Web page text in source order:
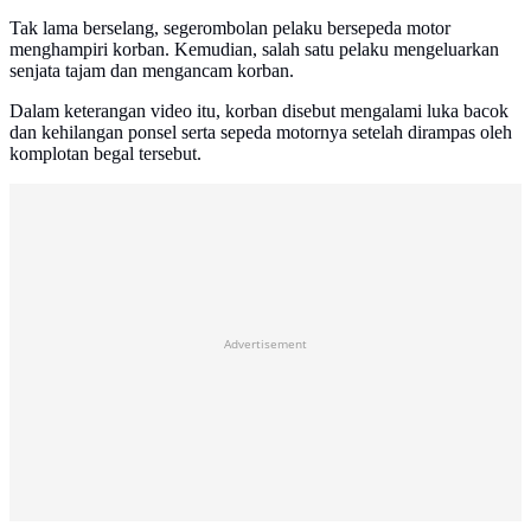
Tak lama berselang, segerombolan pelaku bersepeda motor
menghampiri korban. Kemudian, salah satu pelaku mengeluarkan
senjata tajam dan mengancam korban.
Dalam keterangan video itu, korban disebut mengalami luka bacok
dan kehilangan ponsel serta sepeda motornya setelah dirampas oleh
komplotan begal tersebut.
Advertisement